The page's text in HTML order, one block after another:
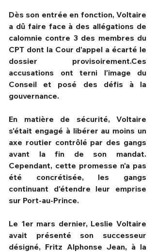
Dès son entrée en fonction, Voltaire
a dû faire face à des allégations de
calomnie contre 3 des membres du
CPT dont la Cour d'appel a écarté le
dossier provisoirement.Ces
accusations ont terni l'image du
Conseil et posé des défis à la
gouvernance.
En matière de sécurité, Voltaire
s'était engagé à libérer au moins un
axe routier contrôlé par des gangs
avant la fin de son mandat.
Cependant, cette promesse n'a pas
été concrétisée, les gangs
continuant d'étendre leur emprise
sur Port-au-Prince.
Le 1er mars dernier, Leslie Voltaire
avait présenté son successeur
désigné, Fritz Alphonse Jean, à la